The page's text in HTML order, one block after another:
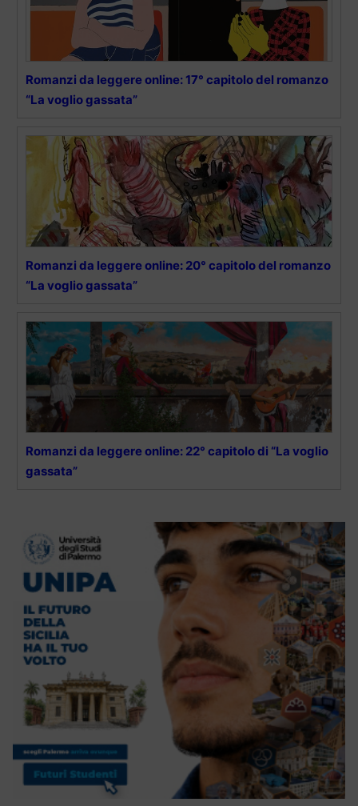
Romanzi da leggere online: 17° capitolo del romanzo
“La voglio gassata”
Romanzi da leggere online: 20° capitolo del romanzo
“La voglio gassata”
Romanzi da leggere online: 22° capitolo di “La voglio
gassata”